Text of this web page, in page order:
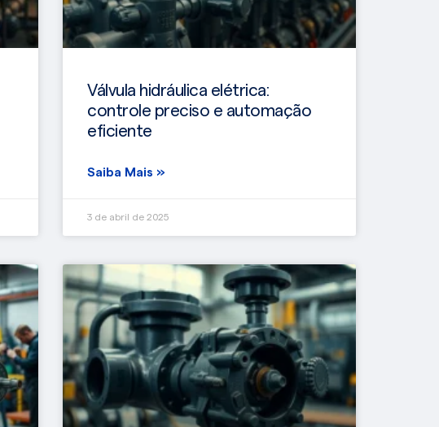
Válvula hidráulica elétrica:
controle preciso e automação
eficiente
Saiba Mais »
3 de abril de 2025